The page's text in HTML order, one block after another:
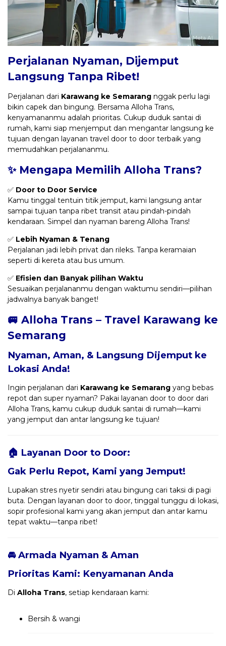
Perjalanan Nyaman, Dijemput
Langsung Tanpa Ribet!
Perjalanan dari Karawang ke Semarang nggak perlu lagi
bikin capek dan bingung. Bersama Alloha Trans,
kenyamananmu adalah prioritas. Cukup duduk santai di
rumah, kami siap menjemput dan mengantar langsung ke
tujuan dengan layanan travel door to door terbaik yang
memudahkan perjalananmu.
✨ Mengapa Memilih Alloha Trans?
✅ Door to Door Service
Kamu tinggal tentuin titik jemput, kami langsung antar
sampai tujuan tanpa ribet transit atau pindah-pindah
kendaraan. Simpel dan nyaman bareng Alloha Trans!
✅ Lebih Nyaman & Tenang
Perjalanan jadi lebih privat dan rileks. Tanpa keramaian
seperti di kereta atau bus umum.
✅ Efisien dan Banyak pilihan Waktu
Sesuaikan perjalananmu dengan waktumu sendiri—pilihan
jadwalnya banyak banget!
🚐 Alloha Trans – Travel Karawang ke
Semarang
Nyaman, Aman, & Langsung Dijemput ke
Lokasi Anda!
Ingin perjalanan dari Karawang ke Semarang yang bebas
repot dan super nyaman? Pakai layanan door to door dari
Alloha Trans, kamu cukup duduk santai di rumah—kami
yang jemput dan antar langsung ke tujuan!
🏠 Layanan Door to Door:
Gak Perlu Repot, Kami yang Jemput!
Lupakan stres nyetir sendiri atau bingung cari taksi di pagi
buta. Dengan layanan door to door, tinggal tunggu di lokasi,
sopir profesional kami yang akan jemput dan antar kamu
tepat waktu—tanpa ribet!
🚘 Armada Nyaman & Aman
Prioritas Kami: Kenyamanan Anda
Di Alloha Trans, setiap kendaraan kami:
Bersih & wangi